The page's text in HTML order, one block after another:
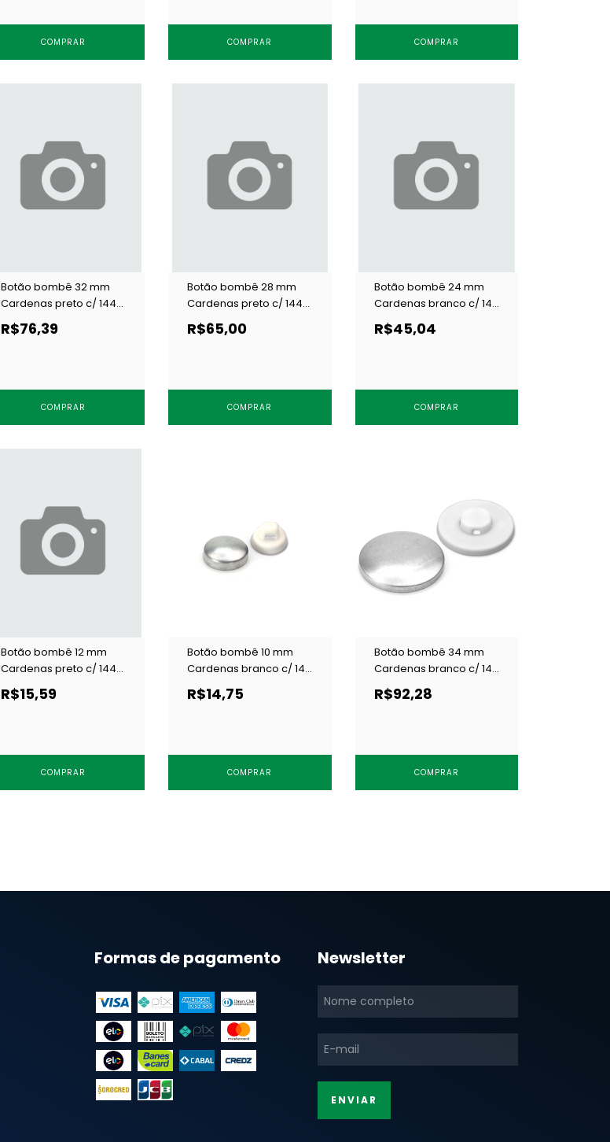
COMPRAR COMPRAR COMPRAR
Botão bombê 32 mm
Cardenas preto c/ 144
R$76,39
COMPRAR
Botão bombê 28 mm
Cardenas preto c/ 144
R$65,00
COMPRAR
Botão bombê 24 mm
Cardenas branco c/ 144
R$45,04
COMPRAR
Botão bombê 12 mm
Cardenas preto c/ 144
R$15,59
COMPRAR
Botão bombê 10 mm
Cardenas branco c/ 144
R$14,75
COMPRAR
Botão bombê 34 mm
Cardenas branco c/ 144
R$92,28
COMPRAR
Formas de pagamento Newsletter